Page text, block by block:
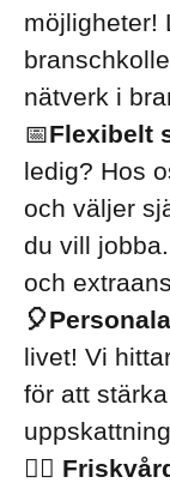
möjligheter!
nätverk i
📅Flexibelt
ledig? Hos
och väljer
du vill
och
livet! Vi
för att
🏋️‍♀️